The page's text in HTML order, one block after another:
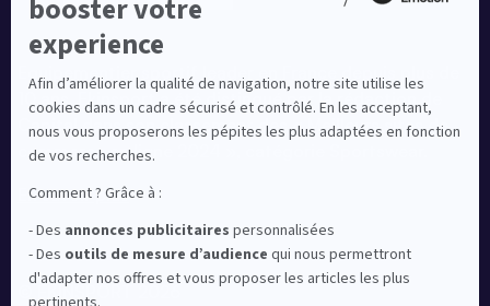
Equipementier sportif leader en France depuis plus de
10 ans, Ekinsport a été distingué par la rédaction de
Capital dans son classement des « Meilleurs sites de
commerce en ligne 2024 », catégorie Sportswear.
En savoir plus
© EKINSPORT 2026